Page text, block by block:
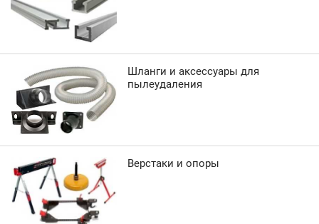
Шланги и аксессуары для
пылеудаления
Верстаки и опоры